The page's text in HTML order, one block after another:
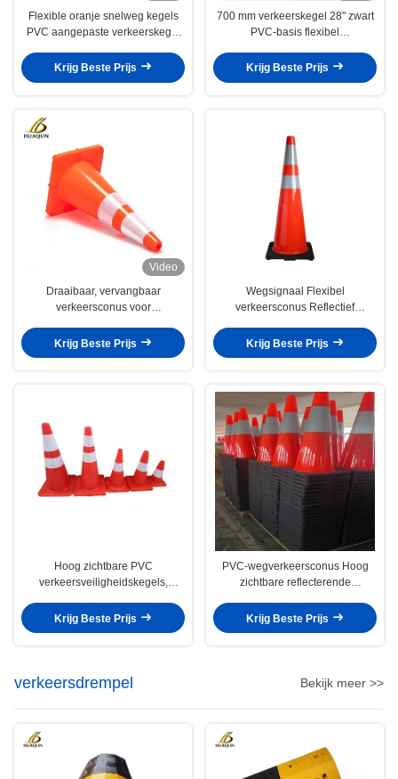
Flexible oranje snelweg kegels
PVC aangepaste verkeerskegel
Krijg Beste Prijs
700 mm verkeerskegel 28" zwart
PVC-basis flexibel
Krijg Beste Prijs
Video
Draaibaar, vervangbaar
verkeersconus voor
Krijg Beste Prijs
Wegsignaal Flexibel
verkeersconus Reflectief
Krijg Beste Prijs
Hoog zichtbare PVC
verkeersveiligheidskegels,
wegkegels
Krijg Beste Prijs
PVC-wegverkeersconus Hoog
zichtbare reflecterende
Krijg Beste Prijs
verkeersdrempel Bekijk meer >>